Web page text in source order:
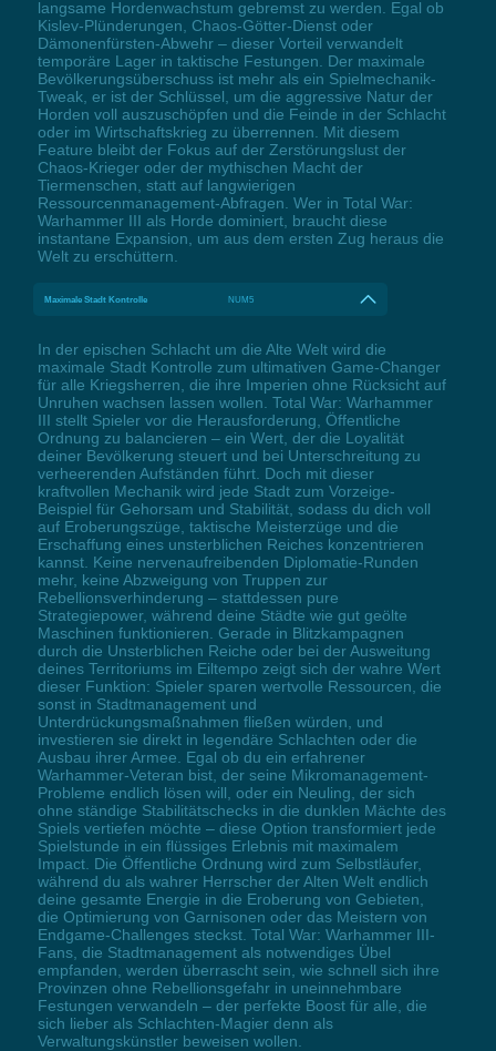
langsame Hordenwachstum gebremst zu werden. Egal ob
Kislev-Plünderungen, Chaos-Götter-Dienst oder
Dämonenfürsten-Abwehr – dieser Vorteil verwandelt
temporäre Lager in taktische Festungen. Der maximale
Bevölkerungsüberschuss ist mehr als ein Spielmechanik-
Tweak, er ist der Schlüssel, um die aggressive Natur der
Horden voll auszuschöpfen und die Feinde in der Schlacht
oder im Wirtschaftskrieg zu überrennen. Mit diesem
Feature bleibt der Fokus auf der Zerstörungslust der
Chaos-Krieger oder der mythischen Macht der
Tiermenschen, statt auf langwierigen
Ressourcenmanagement-Abfragen. Wer in Total War:
Warhammer III als Horde dominiert, braucht diese
instantane Expansion, um aus dem ersten Zug heraus die
Welt zu erschüttern.
Maximale Stadt Kontrolle NUM5
In der epischen Schlacht um die Alte Welt wird die
maximale Stadt Kontrolle zum ultimativen Game-Changer
für alle Kriegsherren, die ihre Imperien ohne Rücksicht auf
Unruhen wachsen lassen wollen. Total War: Warhammer
III stellt Spieler vor die Herausforderung, Öffentliche
Ordnung zu balancieren – ein Wert, der die Loyalität
deiner Bevölkerung steuert und bei Unterschreitung zu
verheerenden Aufständen führt. Doch mit dieser
kraftvollen Mechanik wird jede Stadt zum Vorzeige-
Beispiel für Gehorsam und Stabilität, sodass du dich voll
auf Eroberungszüge, taktische Meisterzüge und die
Erschaffung eines unsterblichen Reiches konzentrieren
kannst. Keine nervenaufreibenden Diplomatie-Runden
mehr, keine Abzweigung von Truppen zur
Rebellionsverhinderung – stattdessen pure
Strategiepower, während deine Städte wie gut geölte
Maschinen funktionieren. Gerade in Blitzkampagnen
durch die Unsterblichen Reiche oder bei der Ausweitung
deines Territoriums im Eiltempo zeigt sich der wahre Wert
dieser Funktion: Spieler sparen wertvolle Ressourcen, die
sonst in Stadtmanagement und
Unterdrückungsmaßnahmen fließen würden, und
investieren sie direkt in legendäre Schlachten oder die
Ausbau ihrer Armee. Egal ob du ein erfahrener
Warhammer-Veteran bist, der seine Mikromanagement-
Probleme endlich lösen will, oder ein Neuling, der sich
ohne ständige Stabilitätschecks in die dunklen Mächte des
Spiels vertiefen möchte – diese Option transformiert jede
Spielstunde in ein flüssiges Erlebnis mit maximalem
Impact. Die Öffentliche Ordnung wird zum Selbstläufer,
während du als wahrer Herrscher der Alten Welt endlich
deine gesamte Energie in die Eroberung von Gebieten,
die Optimierung von Garnisonen oder das Meistern von
Endgame-Challenges steckst. Total War: Warhammer III-
Fans, die Stadtmanagement als notwendiges Übel
empfanden, werden überrascht sein, wie schnell sich ihre
Provinzen ohne Rebellionsgefahr in uneinnehmbare
Festungen verwandeln – der perfekte Boost für alle, die
sich lieber als Schlachten-Magier denn als
Verwaltungskünstler beweisen wollen.